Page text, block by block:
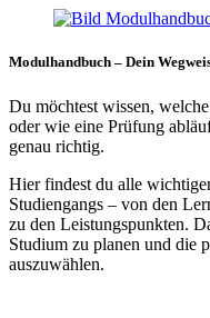
Modulhandbuch – Dein
Du möchtest wissen,
oder wie eine Prüfung
genau richtig.
Hier findest du alle
Studiengangs – von den
zu den Leistungspunkten.
Studium zu planen und die
auszuwählen.